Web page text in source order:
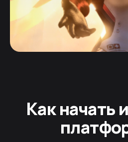
Как начать